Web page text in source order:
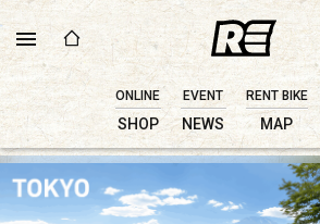
ONLINE
SHOP
EVENT
NEWS
RENT BIKE
MAP